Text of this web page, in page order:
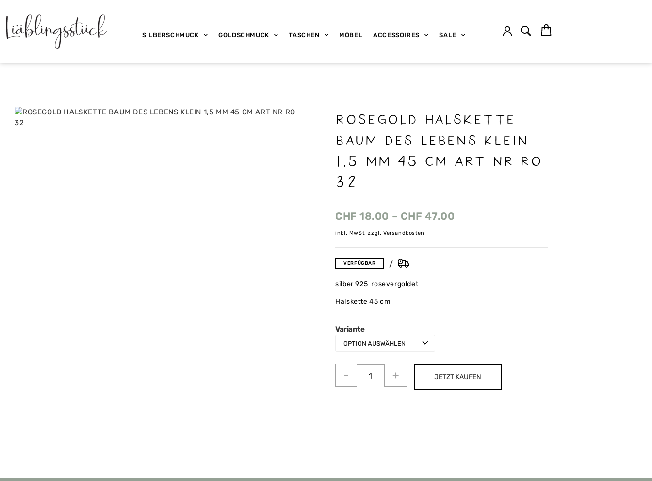
SILBERSCHMUCK GOLDSCHMUCK TASCHEN MÖBEL ACCESSOIRES SALE
ROSEGOLD HALSKETTE
BAUM DES LEBENS KLEIN
1,5 MM 45 CM ART NR RO
32
CHF 18.00 – CHF 47.00
inkl. MwSt, zzgl. Versandkosten
VERFÜGBAR
silber 925 rosevergoldet
Halskette 45 cm
Variante
JETZT KAUFEN